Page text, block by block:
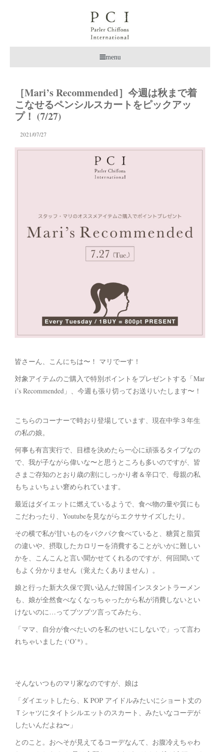
menu
［Mari’s Recommended］今週は秋まで着
こなせるペンシルスカートをピックアッ
プ！ (7/27)
2021/07/27
皆さーん、こんにちは〜！ マリでーす！
対象アイテムのご購入で特別ポイントをプレゼントする「Mar
i’s Recommended」、今週も張り切ってお送りいたします〜！
こちらのコーナーで時おり登場しています、現在中学３年生
の私の娘。
何事も有言実行で、目標を決めたら一心に頑張るタイプなの
で、我が子ながら偉いな〜と思うところも多いのですが、皆
さまご存知のとおり歳の割にしっかり者＆辛口で、母親の私
もちょいちょい窘められています。
最近はダイエットに燃えているようで、食べ物の量や質にも
こだわったり、Youtubeを見ながらエクササイズしたり。
その横で私が甘いものをパクパク食べていると、糖質と脂質
の違いや、摂取したカロリーを消費することがいかに難しい
かを、こんこんと言い聞かせてくれるのですが、何回聞いて
もよく分かりません（覚えたくありません）。
娘と行った新大久保で買い込んだ韓国インスタントラーメン
も、娘が全然食べなくなっちゃったから私が消費しないとい
けないのに…ってブツブツ言ってみたら、
「ママ、自分が食べたいのを私のせいにしないで」って言わ
れちゃいました (‘O’*) 。
そんないつものマリ家なのですが、娘は
「ダイエットしたら、K POP アイドルみたいにショート丈の
Ｔシャツにタイトシルエットのスカート、みたいなコーデが
したいんだよね〜」
とのこと。おへそが見えてるコーデなんて、お腹冷えちゃわ